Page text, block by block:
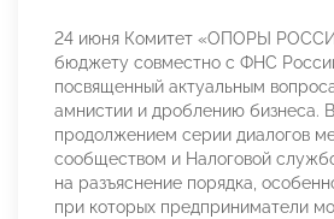
24 июня Комитет «ОПОРЫ
бюджету совместно с ФНС
посвященный актуальным
амнистии и дроблению бизнеса.
продолжением серии диалогов
сообществом и Налоговой
на разъяснение порядка,
при которых предприниматели